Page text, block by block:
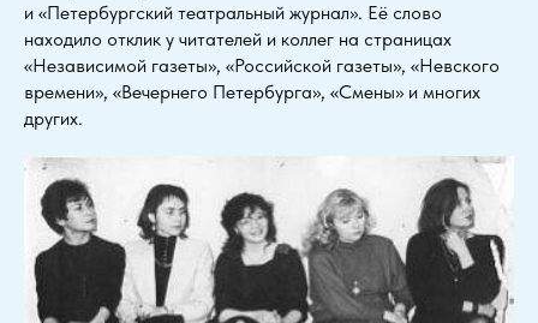
и «Петербургский театральный журнал». Её слово
находило отклик у читателей и коллег на страницах
«Независимой газеты», «Российской газеты», «Невского
времени», «Вечернего Петербурга», «Смены» и многих
других.